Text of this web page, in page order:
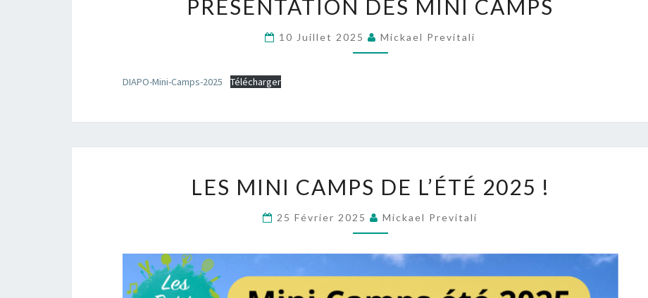
DES
MINI
CAMPS
PRÉSENTATION DES MINI CAMPS
10 Juillet 2025 Mickael Previtali
DIAPO-Mini-Camps-2025 Télécharger
MINI
CAMPS
DE
L’ÉTÉ
2025
LES MINI CAMPS DE L’ÉTÉ 2025 !
25 Février 2025 Mickael Previtali